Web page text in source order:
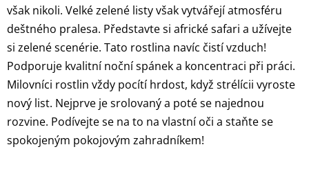
však nikoli. Velké zelené listy však vytvářejí atmosféru
deštného pralesa. Představte si africké safari a užívejte
si zelené scenérie. Tato rostlina navíc čistí vzduch!
Podporuje kvalitní noční spánek a koncentraci při práci.
Milovníci rostlin vždy pocítí hrdost, když strélícii vyroste
nový list. Nejprve je srolovaný a poté se najednou
rozvine. Podívejte se na to na vlastní oči a staňte se
spokojeným pokojovým zahradníkem!